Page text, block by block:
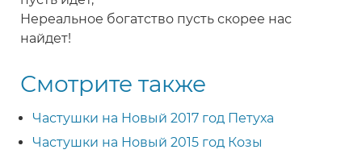
Нереальное богатство пусть скорее нас
найдет!
Смотрите также
Частушки на Новый 2017 год Петуха
Частушки на Новый 2015 год Козы